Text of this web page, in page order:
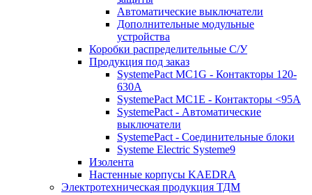
Автоматические выключатели
Дополнительные модульные
устройства
Коробки распределительные C/У
Продукция под заказ
SystemePact MC1G - Контакторы 120-
630A
SystemePact MC1E - Контакторы <95A
SystemePact - Автоматические
выключатели
SystemePact - Соединительные блоки
Systeme Electric Systeme9
Изолента
Настенные корпусы KAEDRA
Электротехническая продукция ТДМ